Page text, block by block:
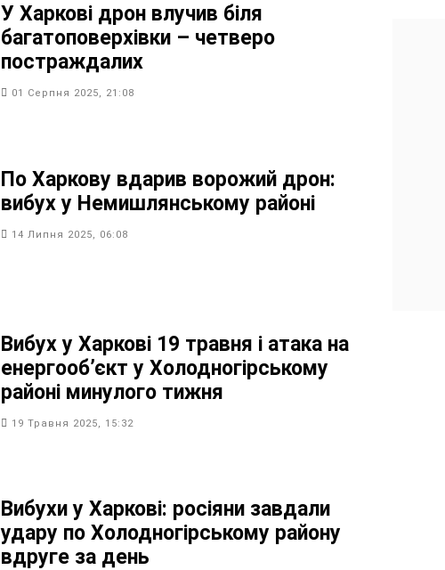
У Харкові дрон влучив біля
багатоповерхівки – четверо
постраждалих
01 Серпня 2025, 21:08
По Харкову вдарив ворожий дрон:
вибух у Немишлянському районі
14 Липня 2025, 06:08
Вибух у Харкові 19 травня і атака на
енергооб’єкт у Холодногірському
районі минулого тижня
19 Травня 2025, 15:32
Вибухи у Харкові: росіяни завдали
удару по Холодногірському району
вдруге за день